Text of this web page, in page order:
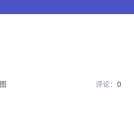
评论： 0